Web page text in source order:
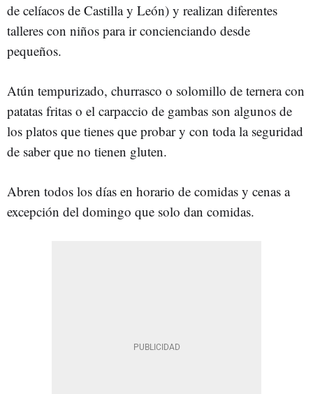
de celíacos de Castilla y León) y realizan diferentes
talleres con niños para ir concienciando desde
pequeños.
Atún tempurizado, churrasco o solomillo de ternera con
patatas fritas o el carpaccio de gambas son algunos de
los platos que tienes que probar y con toda la seguridad
de saber que no tienen gluten.
Abren todos los días en horario de comidas y cenas a
excepción del domingo que solo dan comidas.